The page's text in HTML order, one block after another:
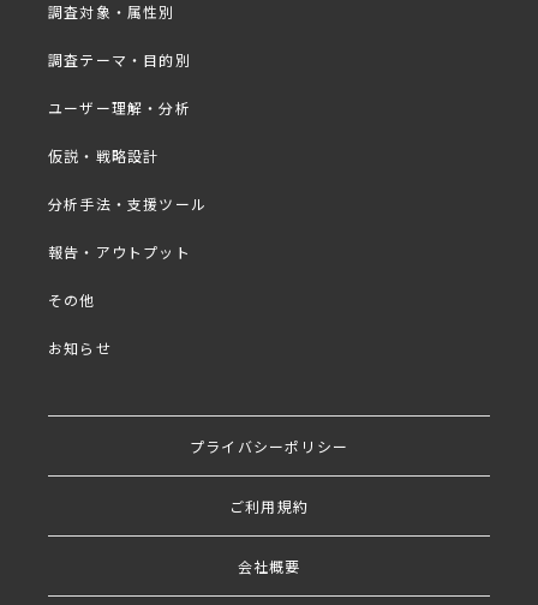
・背景とクラスター仮説
・調査概要と分析フロー
・調査結果の公開と解説～13種類の女性タイプ～
・リサーチャー考察
株式会社成功データ研究所
調査対象・属性別
調査テーマ・目的別
ユーザー理解・分析
仮説・戦略設計
分析手法・支援ツール
報告・アウトプット
その他
お知らせ
プライバシーポリシー
ご利用規約
会社概要